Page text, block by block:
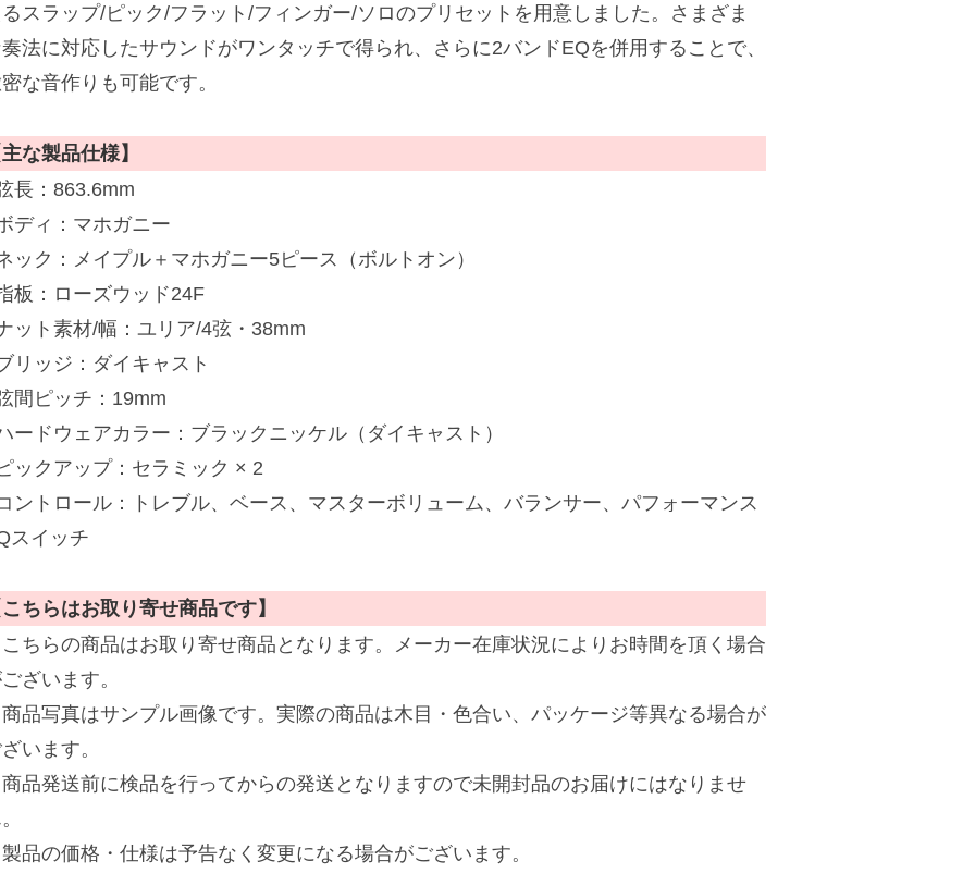
スラップ/ピック/フラット/フィンガー/ソロのプリセットを用意しました。さまざま
法に対応したサウンドがワンタッチで得られ、さらに2バンドEQを併用することで、
な音作りも可能です。
な製品仕様】
長：863.6mm
ディ：マホガニー
ック：メイプル＋マホガニー5ピース（ボルトオン）
板：ローズウッド24F
ット素材/幅：ユリア/4弦・38mm
リッジ：ダイキャスト
間ピッチ：19mm
ードウェアカラー：ブラックニッケル（ダイキャスト）
ックアップ：セラミック × 2
ントロール：トレブル、ベース、マスターボリューム、バランサー、パフォーマンス
スイッチ
ちらはお取り寄せ商品です】
ちらの商品はお取り寄せ商品となります。メーカー在庫状況によりお時間を頂く場合
ざいます。
品写真はサンプル画像です。実際の商品は木目・色合い、パッケージ等異なる場合が
います。
品発送前に検品を行ってからの発送となりますので未開封品のお届けにはなりませ
品の価格・仕様は予告なく変更になる場合がございます。